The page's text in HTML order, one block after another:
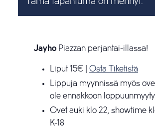
Jayho Piazzan perjantai-illassa!
Liput 15€ | Osta Tiketistä
Lippuja myynnissä myös
ole ennakkoon loppuunmyyty.
Ovet auki klo 22, showtime
K-18